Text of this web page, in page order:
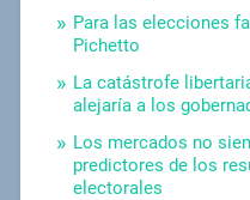
Para las elecciones
Pichetto
La catástrofe
alejaría a los
Los mercados no
predictores de los
electorales